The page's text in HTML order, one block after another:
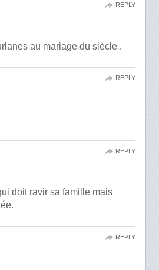
au mariage du siècle .
REPLY
REPLY
doit ravir sa famille mais
REPLY
REPLY